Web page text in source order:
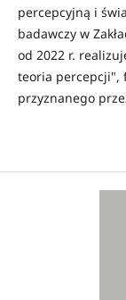
percepcyjną i
badawczy w
od 2022 r.
teoria percepcji",
przyznanego